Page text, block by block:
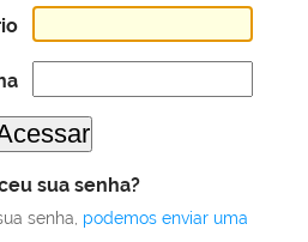
sua senha?
senha, podemos enviar uma